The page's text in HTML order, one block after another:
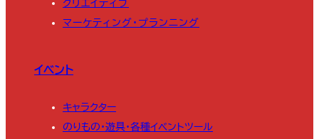
クリエイティブ
マーケティング・プランニング
イベント
キャラクター
のりもの・遊具・各種イベントツール